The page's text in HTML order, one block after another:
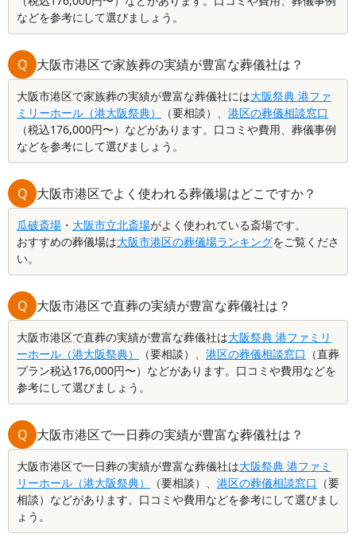
などを参考にして選びましょう。
Q 大阪市港区で家族葬の実績が豊富な葬儀社は？
大阪市港区で家族葬の実績が豊富な葬儀社には大阪祭典 港ファ
ミリーホール（港大阪祭典）
（要相談）、 港区の葬儀相談窓口
（税込176,000円〜）などがあります。口コミや費用、葬儀事例
などを参考にして選びましょう。
Q 大阪市港区でよく使われる葬儀場はどこですか？
瓜破斎場 ・ 大阪市立北斎場がよく使われている斎場です。
おすすめの葬儀場は大阪市港区の葬儀場ランキングをご覧くださ
い。
Q 大阪市港区で直葬の実績が豊富な葬儀社は？
大阪市港区で直葬の実績が豊富な葬儀社は大阪祭典 港ファミリ
ーホール（港大阪祭典）
（要相談）、 港区の葬儀相談窓口 （直葬
プラン税込176,000円〜）などがあります。口コミや費用などを
参考にして選びましょう。
Q 大阪市港区で一日葬の実績が豊富な葬儀社は？
大阪市港区で一日葬の実績が豊富な葬儀社は大阪祭典 港ファミ
リーホール（港大阪祭典）
（要相談）、 港区の葬儀相談窓口 （要
相談）などがあります。口コミや費用などを参考にして選びまし
ょう。